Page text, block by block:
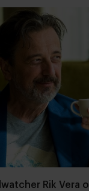
Rik Vera